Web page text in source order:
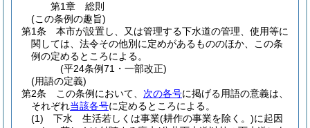
第1章
総則
(この条例の趣旨)
第1条
本市が設置し、又は管理する下水道の管理、使用等に
関しては、法令その他別に定めがあるもののほか、この条
例の定めるところによる。
(平24条例71・一部改正)
(用語の定義)
第2条
この条例において、 次の各号に掲げる用語の意義は、
それぞれ当該各号に定めるところによる。
(1)
下水 生活若しくは事業(耕作の事業を除く。)に起因